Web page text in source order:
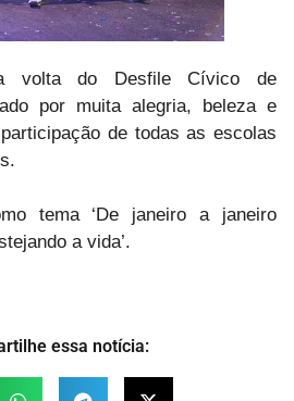
volta do Desfile Cívico de
por muita alegria, beleza e
de todas as escolas
tema ‘De janeiro a janeiro
a vida’.
essa notícia: